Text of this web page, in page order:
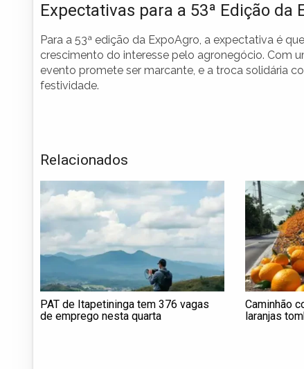
Expectativas para a 53ª Edição da
Para a 53ª edição da ExpoAgro, a expectativa é
crescimento do interesse pelo agronegócio. Com
evento promete ser marcante, e a troca solidária
festividade.
Relacionados
PAT de Itapetininga tem 376 vagas
de emprego nesta quarta
Caminhão
laranjas